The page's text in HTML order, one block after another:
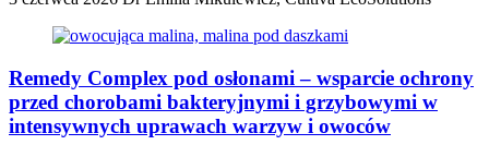
Remedy Complex pod osłonami – wsparcie ochrony
przed chorobami bakteryjnymi i grzybowymi w
intensywnych uprawach warzyw i owoców